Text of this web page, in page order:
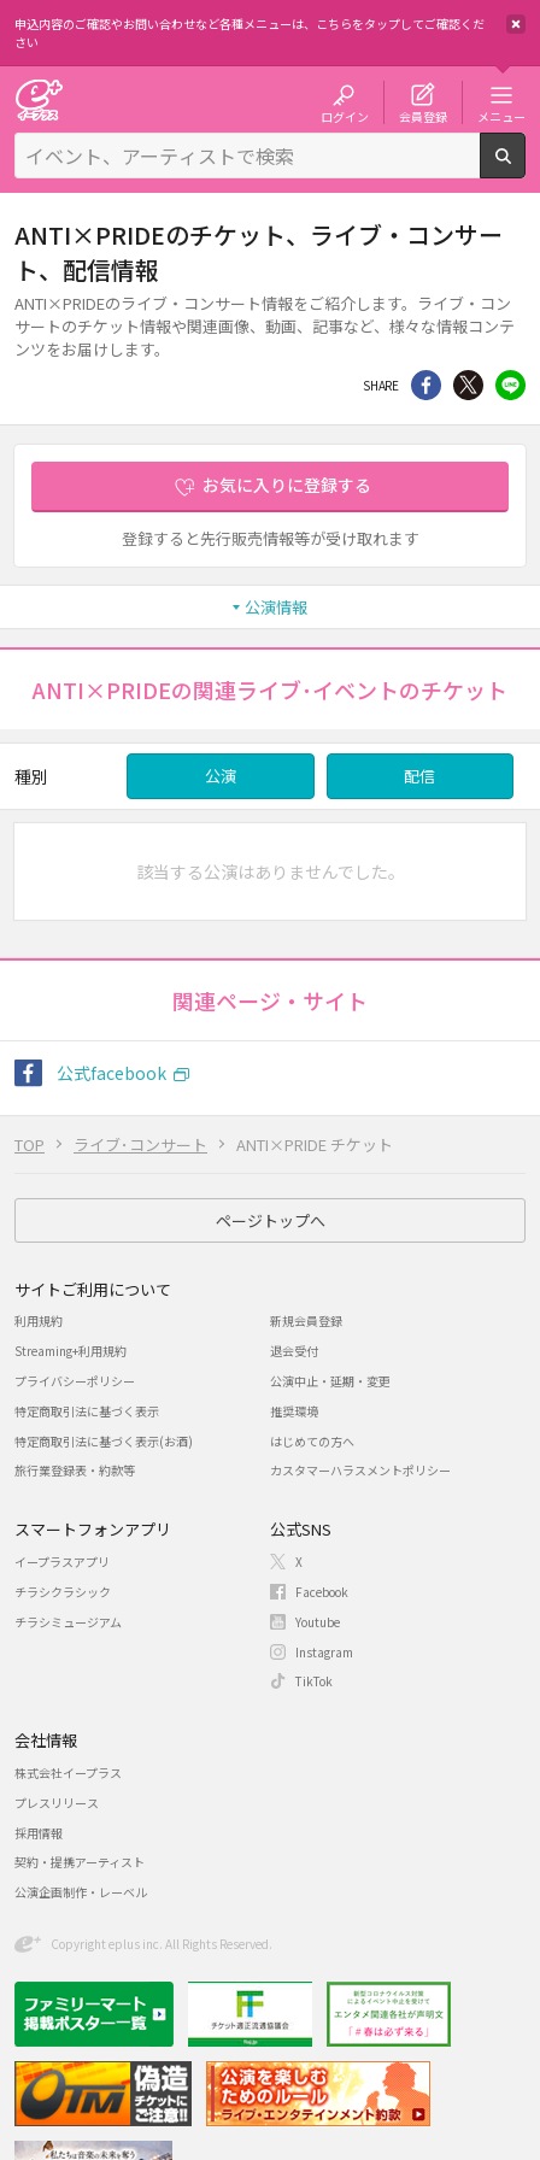
申込内容のご確認やお問い合わせなど各種メニューは、 こちらをタップしてご確認くだ
さい
ログイン 会員登録 メニュー
TOP ライブ･コンサート ANTI×PRIDE チケット
ANTI×PRIDEのチケット、ライブ・コンサー
ト、配信情報
ANTI×PRIDEのライブ・コンサート情報をご紹介します。ライブ・コン
サートのチケット情報や関連画像、動画、記事など、様々な情報コンテ
ンツをお届けします。
SHARE シェア Twitter
お気に入りに登録する
登録すると先行販売情報等が受け取れます
公演情報
ANTI×PRIDEの関連ライブ･イベントのチケット
種別 公演 配信
該当する公演はありませんでした。
関連ページ・サイト
公式facebook
ページトップへ
サイトご利用について
利用規約
Streaming+利用規約
プライバシーポリシー
特定商取引法に基づく表示
特定商取引法に基づく表示(お酒)
旅行業登録表・約款等
新規会員登録
退会受付
公演中止・延期・変更
推奨環境
はじめての方へ
カスタマーハラスメントポリシー
スマートフォンアプリ
イープラスアプリ
チラシクラシック
チラシミュージアム
公式SNS
X
Facebook
Youtube
Instagram
TikTok
会社情報
株式会社イープラス
プレスリリース
採用情報
契約・提携アーティスト
公演企画制作・レーベル
Copyright eplus inc. All Rights Reserved.